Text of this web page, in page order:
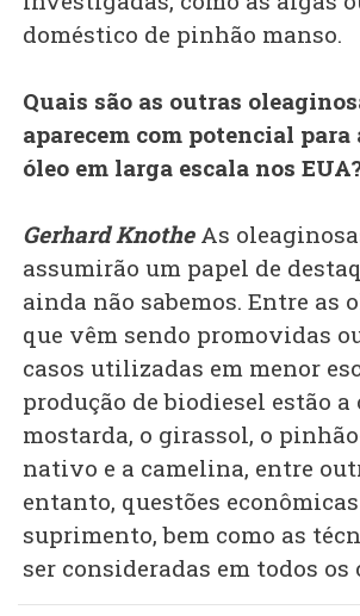
doméstico de pinhão manso.
Quais são as outras
aparecem com potencial para
óleo em larga escala nos
Gerhard KnotheAs
assumirão um papel de
ainda não sabemos. Entre as
que vêm sendo promovidas
casos utilizadas em menor
produção de biodiesel estão a
mostarda, o girassol, o
nativo e a camelina, entre
entanto, questões econômicas
suprimento, bem como as
ser consideradas em todos os